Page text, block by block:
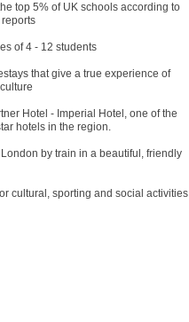
top 5% of UK schools according to
of 4 - 12 students
that give a true experience of
Hotel - Imperial Hotel, one of the
hotels in the region.
by train in a beautiful, friendly
cultural, sporting and social activities